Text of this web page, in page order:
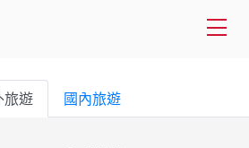
會員登入
旅遊 國內旅遊